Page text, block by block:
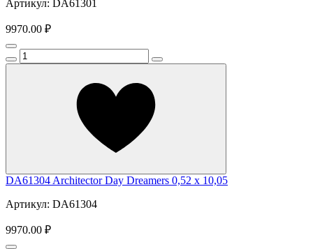
Артикул: DA61301
9970.00 ₽
DA61304 Architector Day Dreamers 0,52 x 10,05
Артикул: DA61304
9970.00 ₽